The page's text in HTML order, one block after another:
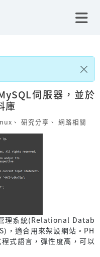
伺服器，並於
庫
、 研究分享 、 網路相關
理系統(Relational Datab
，適合用來架設網站。PH
式語言，彈性度高，可以